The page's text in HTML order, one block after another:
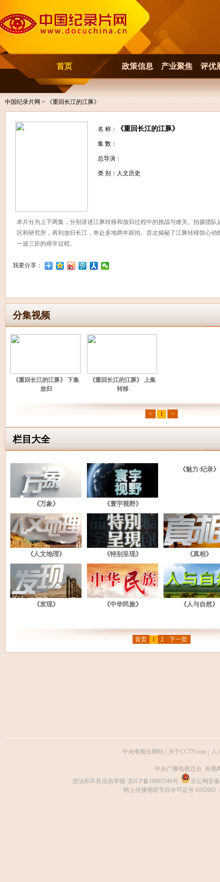
首页 政策信息 产业聚焦 评优
中国纪录片网 > 《重回长江的江豚》
名 称： 《重回长江的江豚》
集 数：
总导演：
类 别：人文历史
本片分为上下两集，分别讲述江豚转移和放归过程中的挑战与难关。拍摄团队
区和研究所，再到放归长江，奔赴多地两年跟拍。首次揭秘了江豚转移惊心
一波三折的艰辛过程。
我要分享：
分集视频
《重回长江的江豚》 下集
放归
《重回长江的江豚》 上集
转移
< 1 >
栏目大全
《万象》 《寰宇视野》
《魅力·纪录》
《人文地理》 《特别呈现》 《真相》
《发现》 《中华民族》 《人与自然》
首页 1 2 下一页
中央电视台网站 关于CCTV.com 人
中央广播电视总台 央视
违法和不良信息举报 京ICP备10003349号
京公网安
网上传播视听节目许可证号 0102002